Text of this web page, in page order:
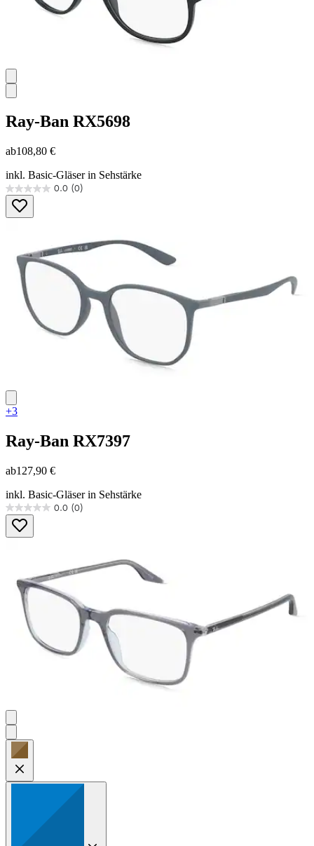
Ray-Ban RX5698
ab108,80 €
inkl. Basic-Gläser in Sehstärke
0.0 (0)
0.0
von
5
+3
Ray-Ban RX7397
ab127,90 €
inkl. Basic-Gläser in Sehstärke
0.0 (0)
0.0
von
5